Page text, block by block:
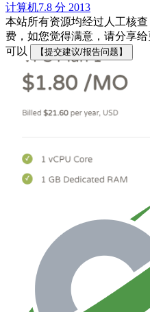
计算机7.8 分 2013
本站所有资源均经过人工核
费，如您觉得满意，请分享
可以
【提交建议/报告问题】